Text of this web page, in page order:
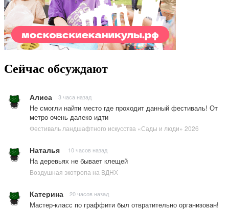
Сейчас обсуждают
Алиса 3 часа назад
Не смогли найти место где проходит данный фестиваль! От
метро очень далеко идти
Фестиваль ландшафтного искусства «Сады и люди» 2026
Наталья 10 часов назад
На деревьях не бывает клещей
Воздушная экотропа на ВДНХ
Катерина 20 часов назад
Мастер-класс по граффити был отвратительно организован!